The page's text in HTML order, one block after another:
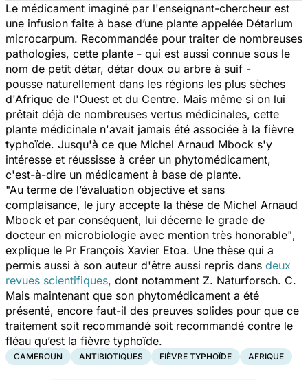
Le médicament imaginé par l'enseignant-chercheur est
une infusion faite à base d’une plante appelée Détarium
microcarpum. Recommandée pour traiter de nombreuses
pathologies, cette plante - qui est aussi connue sous le
nom de petit détar, détar doux ou arbre à suif -
pousse naturellement dans les régions les plus sèches
d'Afrique de l'Ouest et du Centre. Mais même si on lui
prêtait déjà de nombreuses vertus médicinales, cette
plante médicinale n'avait jamais été associée à la fièvre
typhoïde. Jusqu'à ce que Michel Arnaud Mbock s'y
intéresse et réussisse à créer un phytomédicament,
c'est-à-dire un médicament à base de plante.
"Au terme de l’évaluation objective et sans
complaisance, le jury accepte la thèse de Michel Arnaud
Mbock et par conséquent, lui décerne le grade de
docteur en microbiologie avec mention très honorable",
explique le Pr François Xavier Etoa. Une thèse qui a
permis aussi à son auteur d'être aussi repris dans deux
revues scientifiques, dont notamment Z. Naturforsch. C.
Mais maintenant que son phytomédicament a été
présenté, encore faut-il des preuves solides pour que ce
traitement soit recommandé soit recommandé contre le
fléau qu’est la fièvre typhoïde.
CAMEROUN ANTIBIOTIQUES FIÈVRE TYPHOÏDE AFRIQUE